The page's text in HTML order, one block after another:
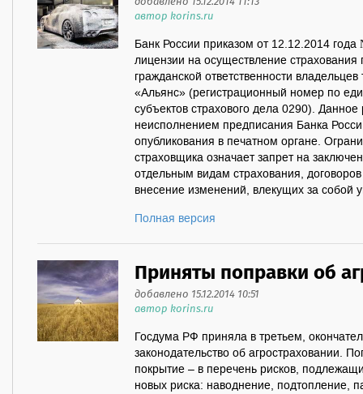
автор korins.ru
Банк России приказом от 12.12.2014
лицензии на осуществление страхования
гражданской ответственности
«Альянс» (регистрационный номер по
субъектов страхового дела 0290).
неисполнением предписания Банка
опубликования в печатном органе.
страховщика означает запрет на
отдельным видам страхования,
внесение изменений, влекущих за собой
Полная версия
Приняты поправки об
добавлено 15.12.2014 10:51
автор korins.ru
Госдума РФ приняла в третьем,
законодательство об агростраховании.
покрытие – в перечень рисков,
новых риска: наводнение, подтопление,